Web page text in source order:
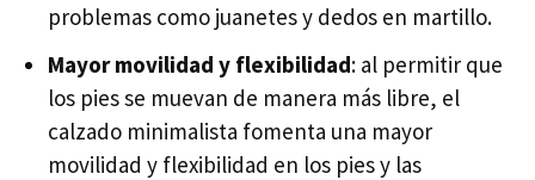
problemas como juanetes y dedos en martillo.
Mayor movilidad y flexibilidad: al permitir que
los pies se muevan de manera más libre, el
calzado minimalista fomenta una mayor
movilidad y flexibilidad en los pies y las